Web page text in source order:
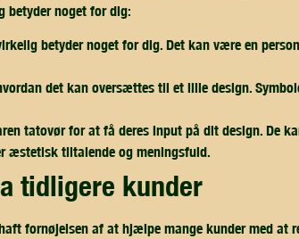
betyder noget for dig:
betyder noget for dig. Det kan være en
det kan oversættes til et lille design.
tatovør for at få deres input på dit design. De
æstetisk tiltalende og meningsfuld.
tidligere kunder
fornøjelsen af at hjælpe mange kunder med at